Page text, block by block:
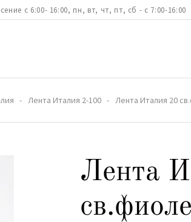
с 6:00- 16:00, пн, вт, чт, пт, сб - с 7:00-16:00
Лента Италия 2-100 Лента Италия 20
Лента